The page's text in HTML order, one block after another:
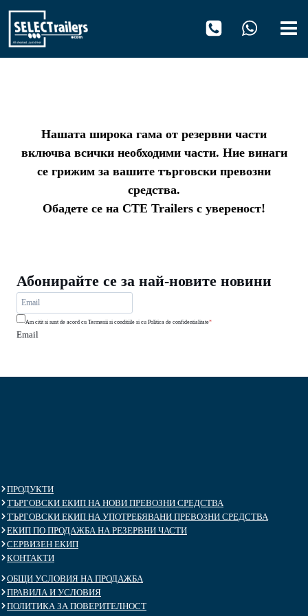
съдържанието
Нашата широка гама от резервни части
включва всички необходими части. Ние винаги
се грижим за вашите търговски превозни
средства.
Обадете се на CTE Trailers с увереност!
Абонирайте се за най-новите новини
Am citit si sunt de acord cu Termenii si conditiile si cu Politica de confidentialitate*
Email
ПРОДУКТИ
ТЪРГОВСКИ ЕКИП НА НОВИ ПРЕВОЗНИ СРЕДСТВА
ТЪРГОВСКИ ЕКИП НА УПОТРЕБЯВАНИ ПРЕВОЗНИ СРЕДСТВА
ЕКИП ПО ПРОДАЖБА НА РЕЗЕРВНИ ЧАСТИ
СЕРВИЗЕН ЕКИП
КОНТАКТИ
ОБЩИ УСЛОВИЯ НА ПРОДАЖБА
ПРАВИЛА И УСЛОВИЯ
ПОЛИТИКА ЗА ПОВЕРИТЕЛНОСТ